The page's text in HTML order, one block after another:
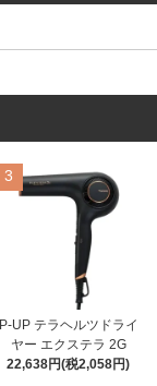
3
P-UP テラヘルツドライ
ヤー エクステラ 2G
22,638円(税2,058円)